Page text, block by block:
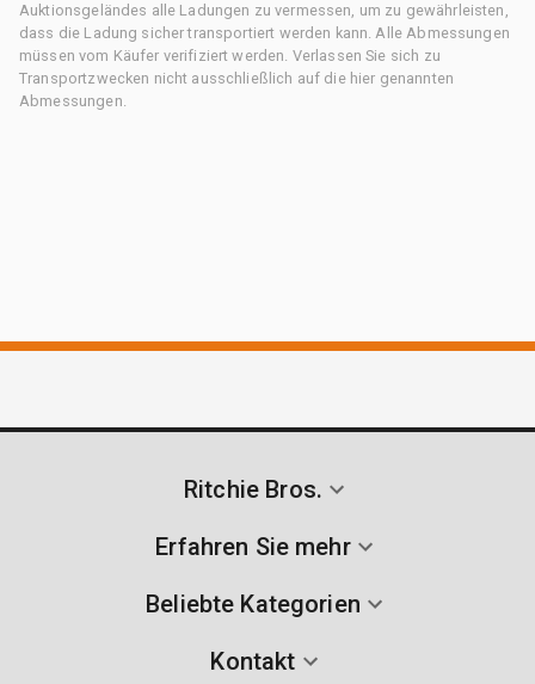
Auktionsgeländes alle Ladungen zu vermessen, um zu gewährleisten,
dass die Ladung sicher transportiert werden kann. Alle Abmessungen
müssen vom Käufer verifiziert werden. Verlassen Sie sich zu
Transportzwecken nicht ausschließlich auf die hier genannten
Abmessungen.
Ritchie Bros.
Erfahren Sie mehr
Beliebte Kategorien
Kontakt